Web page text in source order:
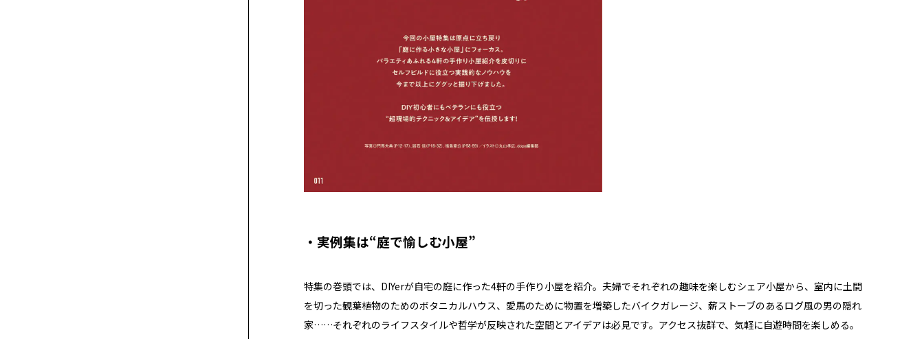
・実例集は“庭で愉しむ小屋”
特集の巻頭では、DIYerが自宅の庭に作った4軒の手作り小屋を紹介。夫婦でそれぞれの趣味を楽しむシェア小屋から、室内に土間
を切った観葉植物のためのボタニカルハウス、愛馬のために物置を増築したバイクガレージ、薪ストーブのあるログ風の男の隠れ
家……それぞれのライフスタイルや哲学が反映された空間とアイデアは必見です。アクセス抜群で、気軽に自遊時間を楽しめる。